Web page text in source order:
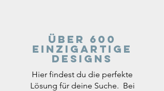
Über 600
einzigartige
Designs
Hier findest du die perfekte
Lösung für deine Suche. Bei